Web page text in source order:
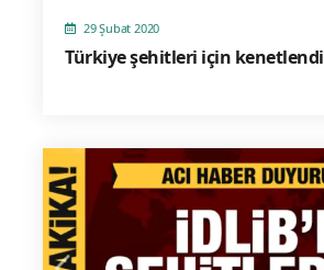
29 Şubat 2020
Türkiye şehitleri için kenetlendi